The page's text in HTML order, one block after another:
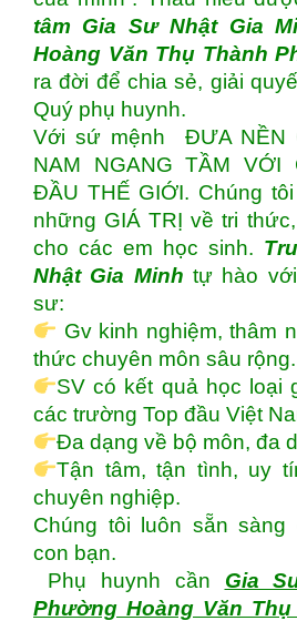
tâm Gia Sư Nhật Gia
Hoàng Văn Thụ Thành
ra đời để chia sẻ, giải
Quý phụ huynh.
Với sứ mệnh ĐƯA NỀN
NAM NGANG TẦM VỚI
ĐẦU THẾ GIỚI. Chúng
những GIÁ TRỊ về tri
cho các em học sinh.
Nhật Gia Minh tự hào
sư:
Gv kinh nghiệm, thâm
thức chuyên môn sâu rộng.
SV có kết quả học loại
các trường Top đầu Việt
Đa dạng về bộ môn, đa
Tận tâm, tận tình, uy
chuyên nghiệp.
Chúng tôi luôn sẵn sàng
con bạn.
Phụ huynh cần Gia
Phường Hoàng Văn